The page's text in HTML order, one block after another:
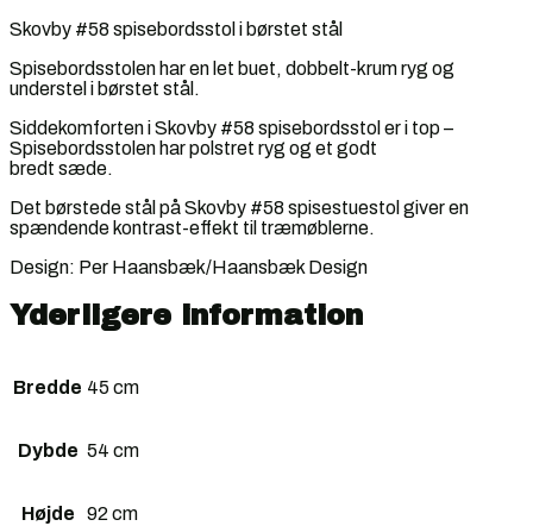
Skovby #58 spisebordsstol i børstet stål
Spisebordsstolen har en let buet, dobbelt-krum ryg og
understel i børstet stål.
Siddekomforten i Skovby #58 spisebordsstol er i top –
Spisebordsstolen har polstret ryg og et godt
bredt sæde.
Det børstede stål på Skovby #58 spisestuestol giver en
spændende kontrast-effekt til træmøblerne.
Design: Per Haansbæk/Haansbæk Design
Yderligere information
Bredde 45 cm
Dybde 54 cm
Højde 92 cm